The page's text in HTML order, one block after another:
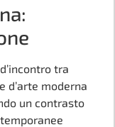
tra
d’arte moderna
un contrasto